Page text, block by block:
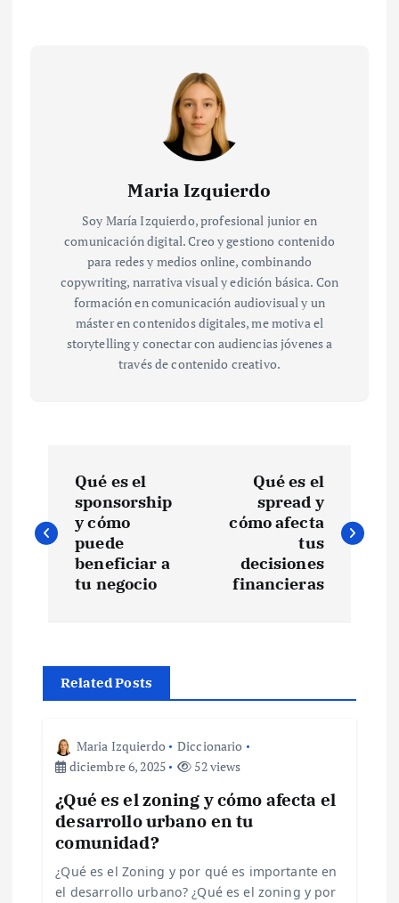
Maria Izquierdo
Soy María Izquierdo, profesional junior en
comunicación digital. Creo y gestiono contenido
para redes y medios online, combinando
copywriting, narrativa visual y edición básica. Con
formación en comunicación audiovisual y un
máster en contenidos digitales, me motiva el
storytelling y conectar con audiencias jóvenes a
través de contenido creativo.
a
v
Qué es el
sponsorship
y cómo
puede
beneficiar a
tu negocio
Qué es el
spread y
cómo afecta
tus
decisiones
financieras
Related Posts
Maria Izquierdo
Diccionario
diciembre 6, 2025
52 views
¿Qué es el zoning y cómo afecta el
desarrollo urbano en tu
comunidad?
¿Qué es el Zoning y por qué es importante en
el desarrollo urbano? ¿Qué es el zoning y por